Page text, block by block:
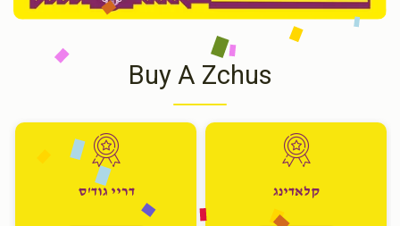
Buy A Zchus
קלאדינג דריי גוד'ס